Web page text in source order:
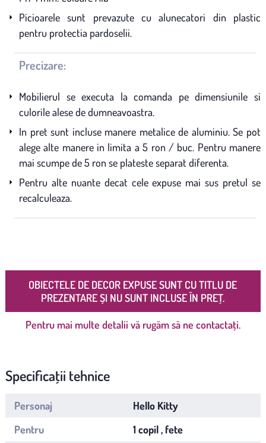
Picioarele sunt prevazute cu alunecatori din plastic
pentru protectia pardoselii.
Precizare:
Mobilierul se executa la comanda pe dimensiunile si
culorile alese de dumneavoastra.
In pret sunt incluse manere metalice de aluminiu. Se pot
alege alte manere in limita a 5 ron / buc. Pentru manere
mai scumpe de 5 ron se plateste separat diferenta.
Pentru alte nuante decat cele expuse mai sus pretul se
recalculeaza.
OBIECTELE DE DECOR EXPUSE SUNT CU TITLU DE
PREZENTARE ȘI NU SUNT INCLUSE ÎN PREȚ.
Pentru mai multe detalii vă rugăm să ne contactați.
Specificații tehnice
Personaj
Hello Kitty
Pentru
1 copil , fete